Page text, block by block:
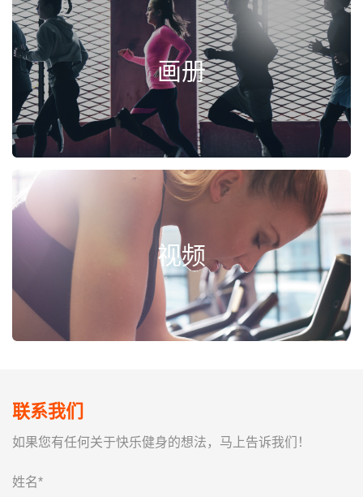
画册
视频
联系我们
如果您有任何关于快乐健身的想法，马上告诉我们！
姓名*